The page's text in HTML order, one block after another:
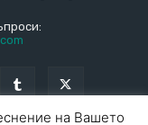
на Вашето